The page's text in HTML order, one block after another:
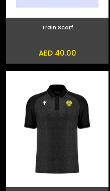
Train Scarf
AED 40.00